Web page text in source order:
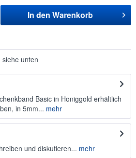
In den Warenkorb
siehe unten
Basic in Honiggold erhältlich
in 5mm... mehr
und diskutieren... mehr